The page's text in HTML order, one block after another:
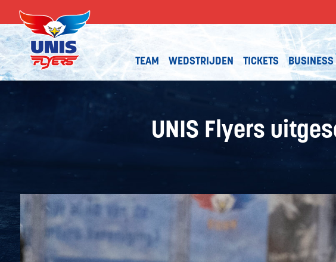
TEAM WEDSTRIJDEN TICKETS BUSINESS
UNIS Flyers